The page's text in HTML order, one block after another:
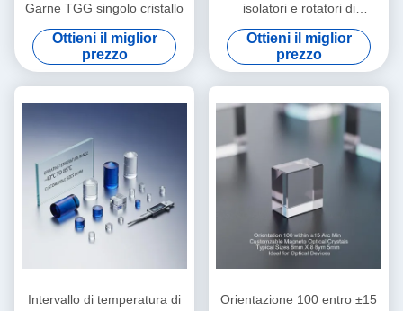
Garne TGG singolo cristallo
Ottieni il miglior
prezzo
isolatori e rotatori di
Faraday, trasmissione 400
‰ 1100 nm
Ottieni il miglior
prezzo
Intervallo di temperatura di
Orientazione 100 entro ±15